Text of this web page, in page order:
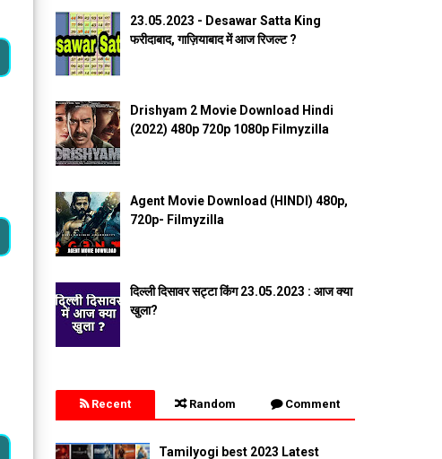
23.05.2023 - Desawar Satta King
फरीदाबाद, गाज़ियाबाद में आज रिजल्ट ?
Drishyam 2 Movie Download Hindi
(2022) 480p 720p 1080p Filmyzilla
Agent Movie Download (HINDI) 480p,
720p- Filmyzilla
दिल्ली दिसावर सट्टा किंग 23.05.2023 : आज क्या
खुला?
Recent Random Comment
Tamilyogi best 2023 Latest